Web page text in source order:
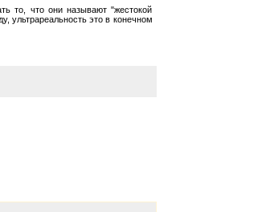
то, что они называют "жестокой
ультрареальность это в конечном